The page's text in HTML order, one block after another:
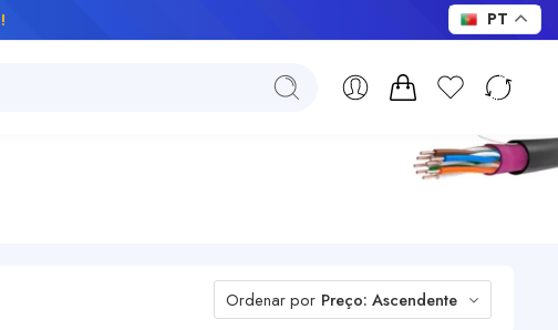
Ordenar por Preço: Ascendente
PT